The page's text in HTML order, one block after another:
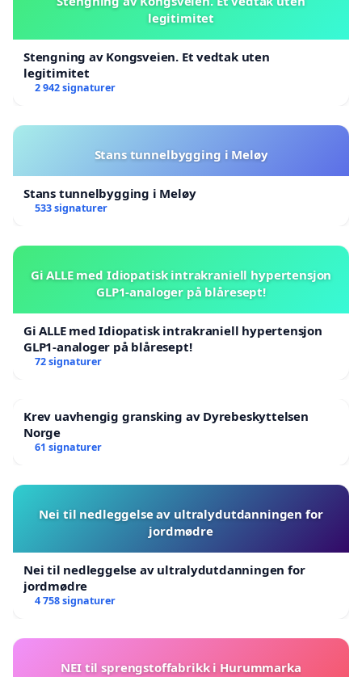
legitimitet
Stengning av Kongsveien. Et vedtak uten
legitimitet
2 942 signaturer
Stans tunnelbygging i Meløy
Stans tunnelbygging i Meløy
533 signaturer
Gi ALLE med Idiopatisk intrakraniell hypertensjon
GLP1-analoger på blåresept!
Gi ALLE med Idiopatisk intrakraniell hypertensjon
GLP1-analoger på blåresept!
72 signaturer
Krev uavhengig gransking av Dyrebeskyttelsen
Norge
61 signaturer
Nei til nedleggelse av ultralydutdanningen for
jordmødre
Nei til nedleggelse av ultralydutdanningen for
jordmødre
4 758 signaturer
NEI til sprengstoffabrikk i Hurummarka